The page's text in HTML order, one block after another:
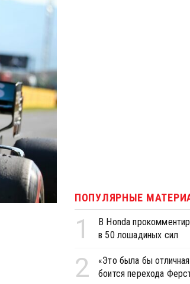
ПОПУЛЯРНЫЕ
1
В Honda
в 50 лошадиных сил
2
«Это была бы
боится перехода